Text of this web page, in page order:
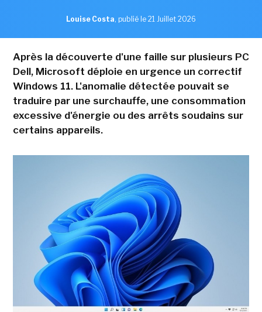
Louise Costa, publié le 21 Juillet 2026
Après la découverte d'une faille sur plusieurs PC
Dell, Microsoft déploie en urgence un correctif
Windows 11. L'anomalie détectée pouvait se
traduire par une surchauffe, une consommation
excessive d'énergie ou des arrêts soudains sur
certains appareils.